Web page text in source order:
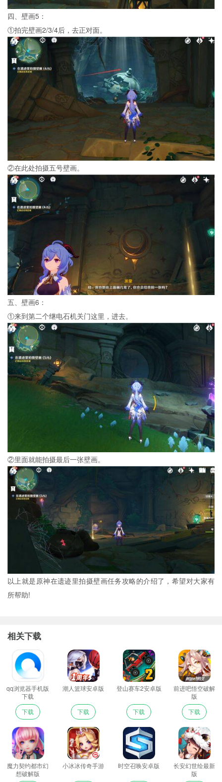
四、壁画5：
①拍完壁画2/3/4后，去正对面。
②在此处拍摄五号壁画。
五、壁画6：
①来到第二个继电石机关门这里，进去。
②里面就能拍摄最后一张壁画。
以上就是原神在遗迹里拍摄壁画任务攻略的介绍了，希望对大家有
所帮助!
相关下载
qq浏览器手机版
下载
下载
潮人篮球安卓版
下载
登山赛车2安卓版
下载
前进吧悟空破解
版
下载
魔力契约都市幻
想破解版
小冰冰传奇手游 时空召唤安卓版
长安幻世绘最新
版